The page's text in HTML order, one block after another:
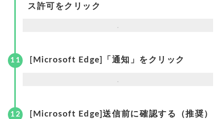
ス許可をクリック
[Microsoft Edge]「通知」をクリック
[Microsoft Edge]送信前に確認する（推奨）